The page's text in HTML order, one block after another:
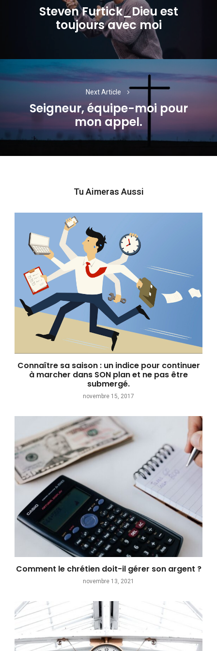
l’article
Previous
post:
Steven Furtick_Dieu est
toujours avec moi
Next Article
Next
post:
Seigneur, équipe-moi pour
mon appel.
Tu Aimeras Aussi
Connaître sa saison : un indice pour continuer
à marcher dans SON plan et ne pas être
submergé.
novembre 15, 2017
Comment le chrétien doit-il gérer son argent ?
novembre 13, 2021